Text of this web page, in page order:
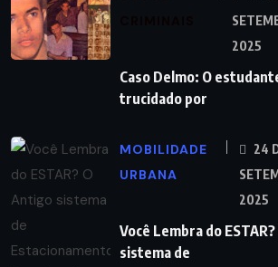
2025
Caso Delmo: O
trucidado por
MOBILIDADE
URBANA
24
2025
Você Lembra do
sistema de